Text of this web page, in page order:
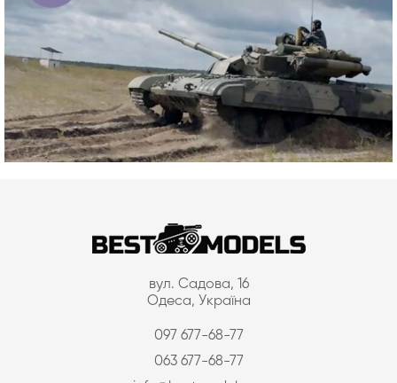
вул. Садова, 16
Одеса, Україна
097 677-68-77
063 677-68-77